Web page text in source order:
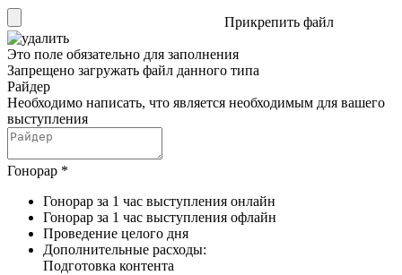
Прикрепить файл
Это поле обязательно для заполнения
Запрещено загружать файл данного типа
Райдер
Необходимо написать, что является необходимым для вашего
выступления
Гонорар *
Гонорар за 1 час выступления онлайн
Гонорар за 1 час выступления офлайн
Проведение целого дня
Дополнительные расходы:
Подготовка контента